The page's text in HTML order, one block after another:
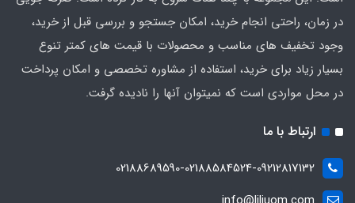
در زمان، راحتی انجام خرید، امکان جستجو و بررسی قبل از خرید،
وجود تخفیف های مناسب و محصولات با قیمت های کمتر تنوع
بسیار زیاد برای خرید، استفاده از مشاوره تخصصی و امکان پرداخت
در محل مواردی است که نمیتوان آنها را نادیده گرفت.
ارتباط با ما
02188689590-02188584524-09212817132